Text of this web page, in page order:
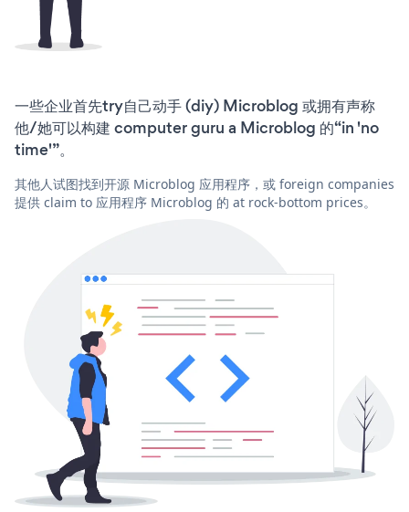
一些企业首先try自己动手 (diy) Microblog 或拥有声称
他/她可以构建 computer guru a Microblog 的“in 'no
time'”。
其他人试图找到开源 Microblog 应用程序，或 foreign companies
提供 claim to 应用程序 Microblog 的 at rock-bottom prices。